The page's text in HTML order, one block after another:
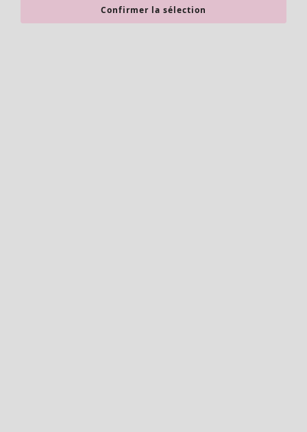
Confirmer la sélection